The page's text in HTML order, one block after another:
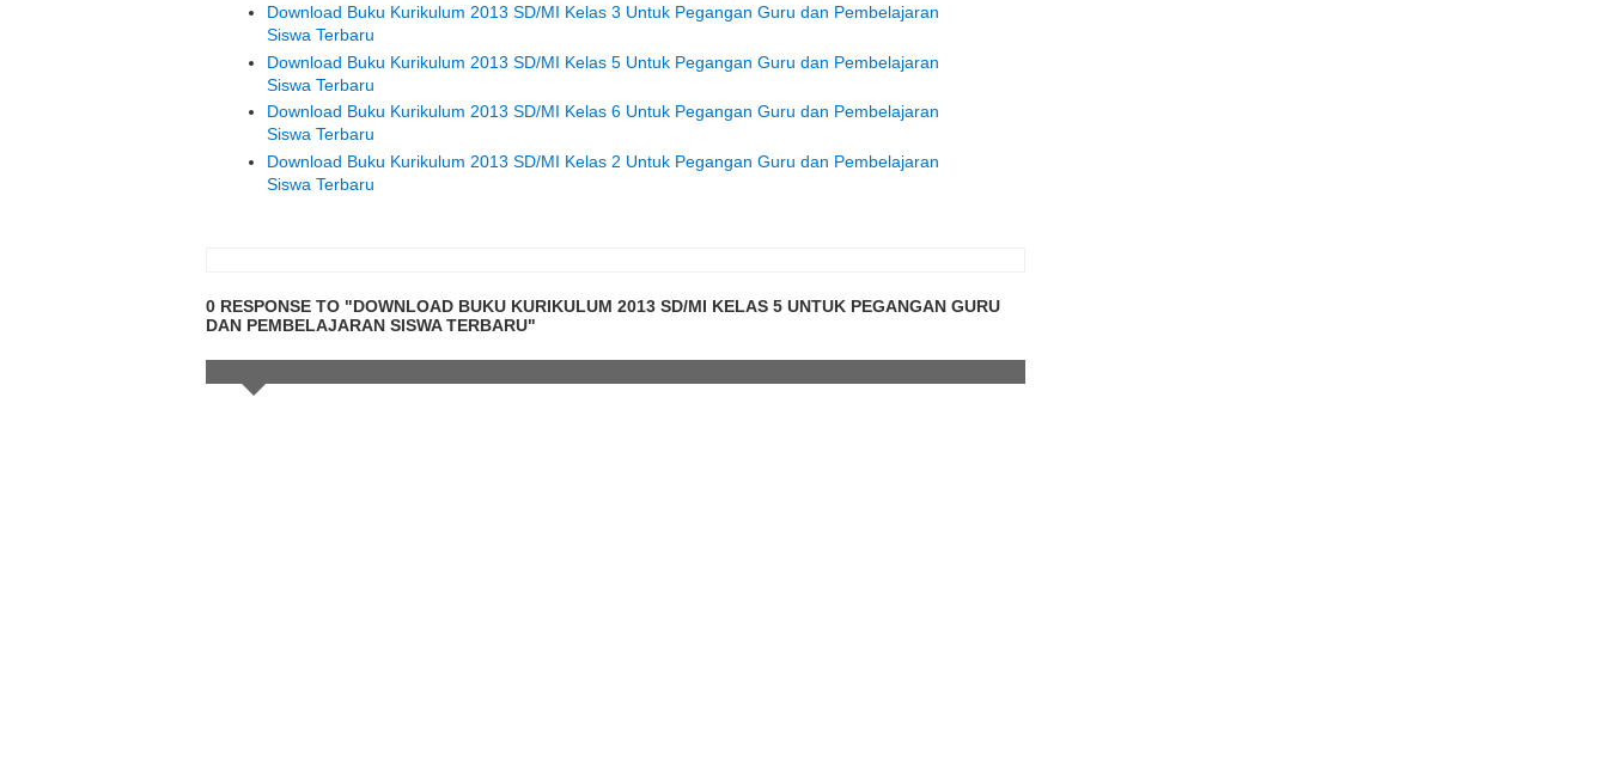
Download Buku Kurikulum 2013 SD/MI Kelas 3 Untuk Pegangan Guru dan Pembelajaran
Siswa Terbaru
Download Buku Kurikulum 2013 SD/MI Kelas 5 Untuk Pegangan Guru dan Pembelajaran
Siswa Terbaru
Download Buku Kurikulum 2013 SD/MI Kelas 6 Untuk Pegangan Guru dan Pembelajaran
Siswa Terbaru
Download Buku Kurikulum 2013 SD/MI Kelas 2 Untuk Pegangan Guru dan Pembelajaran
Siswa Terbaru
0 RESPONSE TO "DOWNLOAD BUKU KURIKULUM 2013 SD/MI KELAS 5 UNTUK PEGANGAN GURU
DAN PEMBELAJARAN SISWA TERBARU"